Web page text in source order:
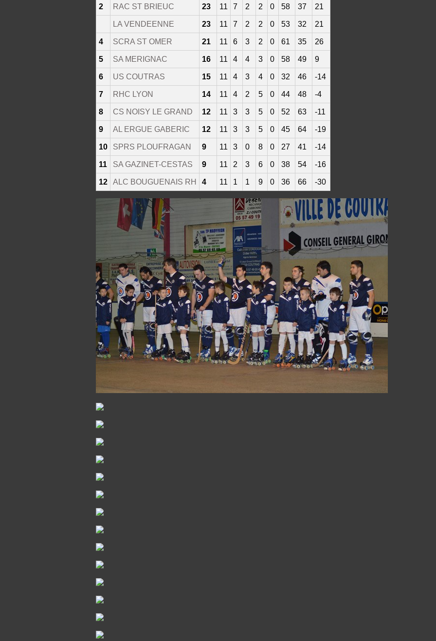
2 RAC ST BRIEUC 23 11 7 2 2 0 58 37 21
LA VENDEENNE 23 11 7 2 2 0 53 32 21
4 SCRA ST OMER 21 11 6 3 2 0 61 35 26
5 SA MERIGNAC 16 11 4 4 3 0 58 49 9
6 US COUTRAS 15 11 4 3 4 0 32 46 -14
7 RHC LYON 14 11 4 2 5 0 44 48 -4
8 CS NOISY LE GRAND 12 11 3 3 5 0 52 63 -11
9 AL ERGUE GABERIC 12 11 3 3 5 0 45 64 -19
10 SPRS PLOUFRAGAN 9 11 3 0 8 0 27 41 -14
11 SA GAZINET-CESTAS 9 11 2 3 6 0 38 54 -16
12 ALC BOUGUENAIS RH 4 11 1 1 9 0 36 66 -30